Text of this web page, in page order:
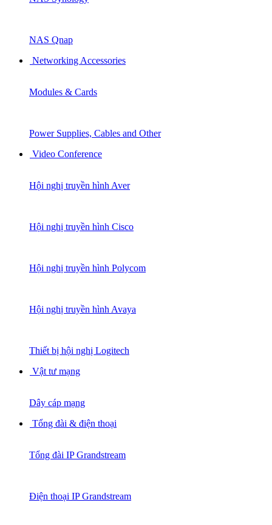
NAS Qnap
Networking Accessories
Modules & Cards
Power Supplies, Cables and Other
Video Conference
Hội nghị truyền hình Aver
Hội nghị truyền hình Cisco
Hội nghị truyền hình Polycom
Hội nghị truyền hình Avaya
Thiết bị hội nghị Logitech
Vật tư mạng
Dây cáp mạng
Tổng đài & điện thoại
Tổng đài IP Grandstream
Điện thoại IP Grandstream